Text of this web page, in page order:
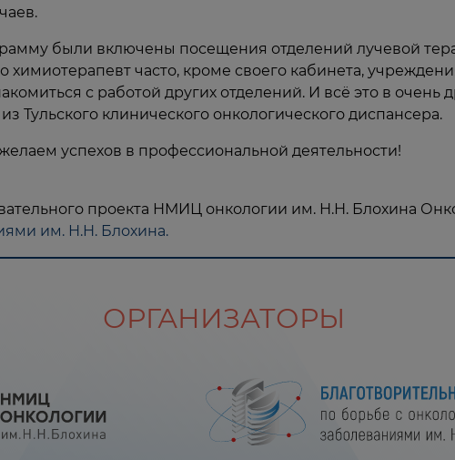
были включены посещения отделений лучевой
часто, кроме своего кабинета,
с работой других отделений. И всё это в очень
Тульского клинического онкологического диспансера.
успехов в профессиональной деятельности!
проекта НМИЦ онкологии им. Н.Н. Блохина
им. Н.Н. Блохина.
ОРГАНИЗАТОРЫ